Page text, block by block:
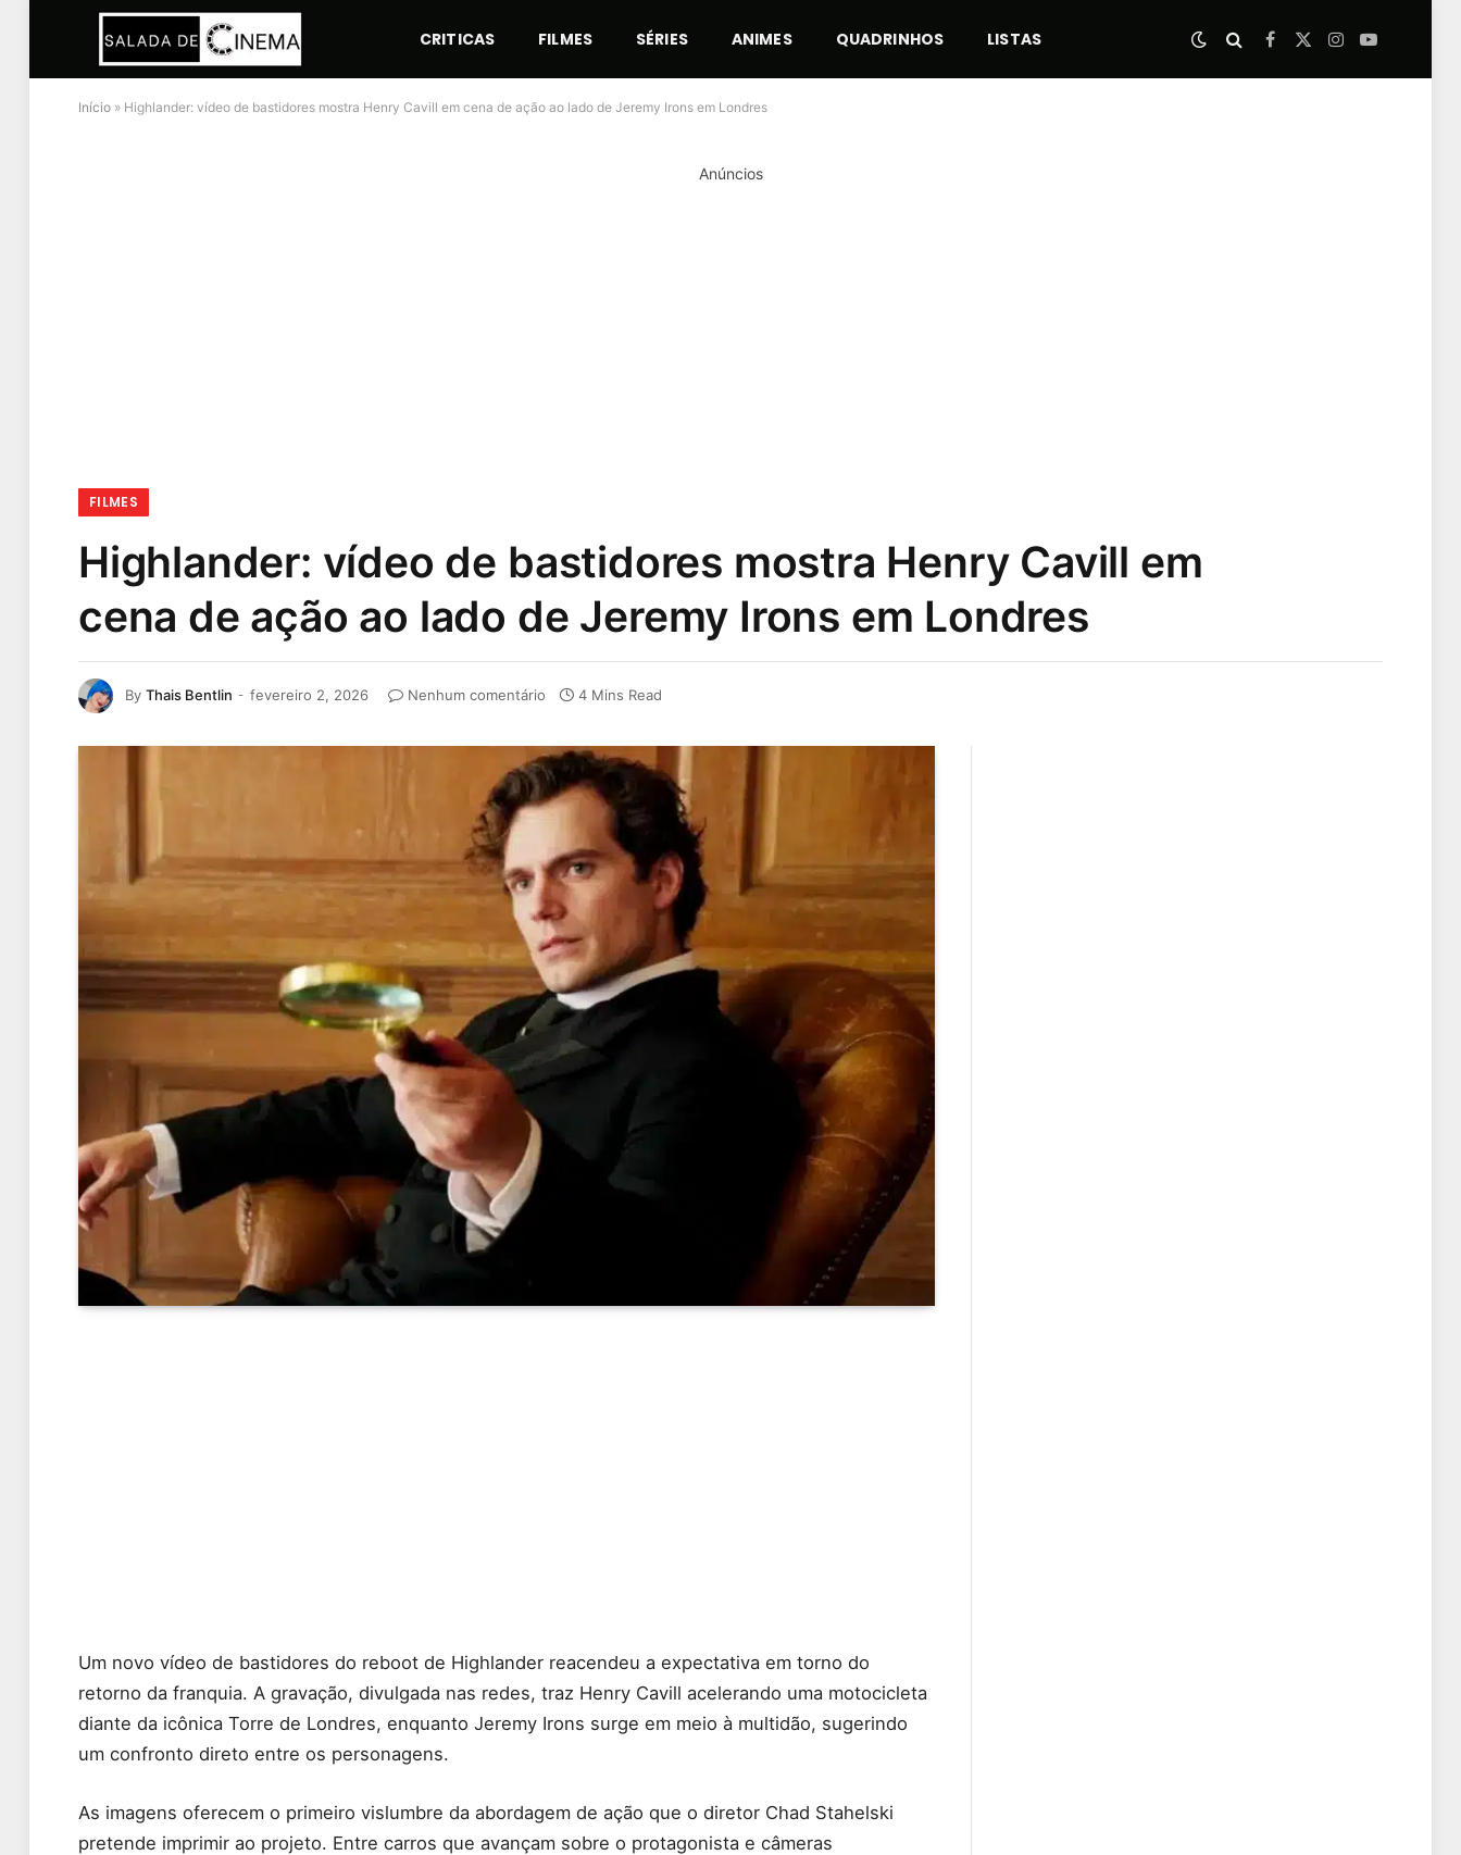
CRITICAS FILMES SÉRIES ANIMES QUADRINHOS LISTAS Facebook
X
Instagram
YouTube
Início » Highlander: vídeo de bastidores mostra Henry Cavill em cena de ação ao lado de Jeremy Irons em Londres
Anúncios
FILMES
Highlander: vídeo de bastidores mostra Henry Cavill em
cena de ação ao lado de Jeremy Irons em Londres
By Thais Bentlin fevereiro 2, 2026 Nenhum comentário 4 Mins Read
Um novo vídeo de bastidores do reboot de Highlander reacendeu a expectativa em torno do
retorno da franquia. A gravação, divulgada nas redes, traz Henry Cavill acelerando uma motocicleta
diante da icônica Torre de Londres, enquanto Jeremy Irons surge em meio à multidão, sugerindo
um confronto direto entre os personagens.
As imagens oferecem o primeiro vislumbre da abordagem de ação que o diretor Chad Stahelski
pretende imprimir ao projeto. Entre carros que avançam sobre o protagonista e câmeras